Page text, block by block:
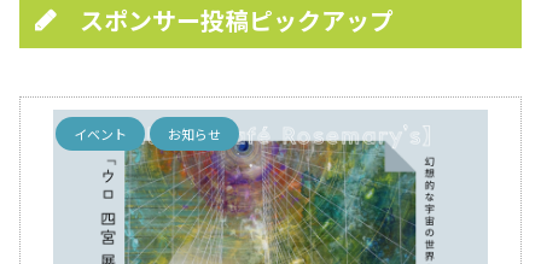
スポンサー投稿ピックアップ
イベント お知らせ